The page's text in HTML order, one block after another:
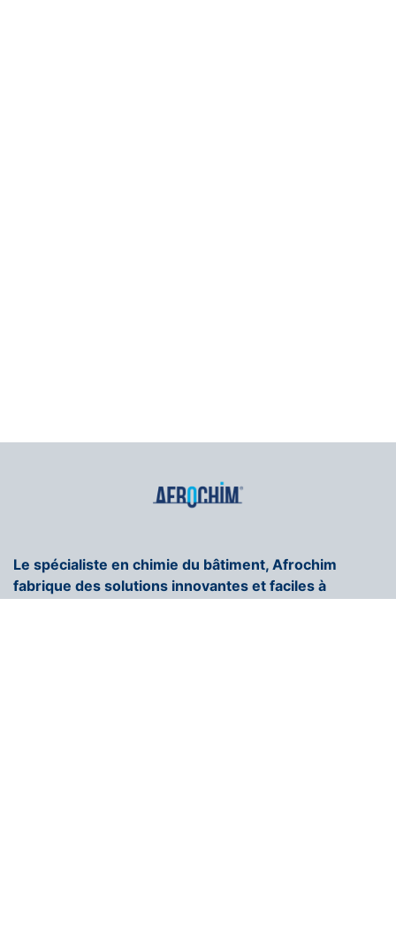
Le spécialiste en chimie du bâtiment, Afrochim
fabrique des solutions innovantes et faciles à